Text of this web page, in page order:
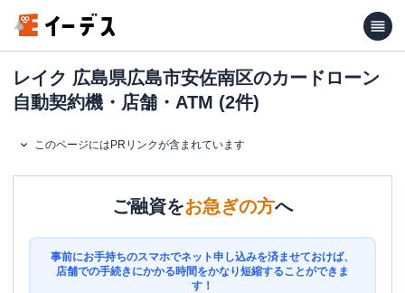
レイク 広島県広島市安佐南区のカードローン
自動契約機・店舗・ATM (2件)
このページにはPRリンクが含まれています
ご融資をお急ぎの方へ
事前にお手持ちのスマホでネット申し込みを済ませておけば、
店舗での手続きにかかる時間をかなり短縮することができま
す！